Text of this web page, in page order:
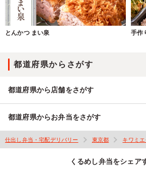
とんかつ まい泉 手作
都道府県からさがす
都道府県から店舗をさがす
都道府県からお弁当をさがす
仕出し弁当・宅配デリバリー 東京都 キワミ
くるめし弁当をシェア